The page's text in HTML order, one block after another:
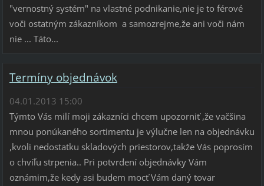
"vernostný systém" na vlastné podnikanie,nie je to férové
voči ostatným zákazníkom a samozrejme,že ani voči nám
nie ... Táto...
Termíny objednávok
04.01.2013 15:00
Týmto Vás milí moji zákazníci chcem upozorniť ,že vačšina
mnou ponúkaného sortimentu je výlučne len na objednávku
,kvoli nedostatku skladových priestorov,takže Vás poprosím
o chvíľu strpenia.. Pri potvrdení objednávky Vám
oznámim,že kedy asi budem mocť Vám daný tovar